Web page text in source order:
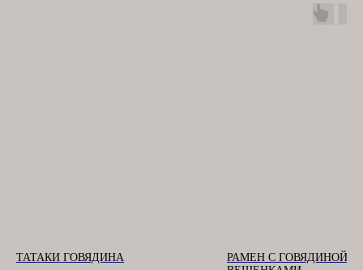
ТАТАКИ ГОВЯДИНА
РАМЕН С ГОВЯДИНОЙ И